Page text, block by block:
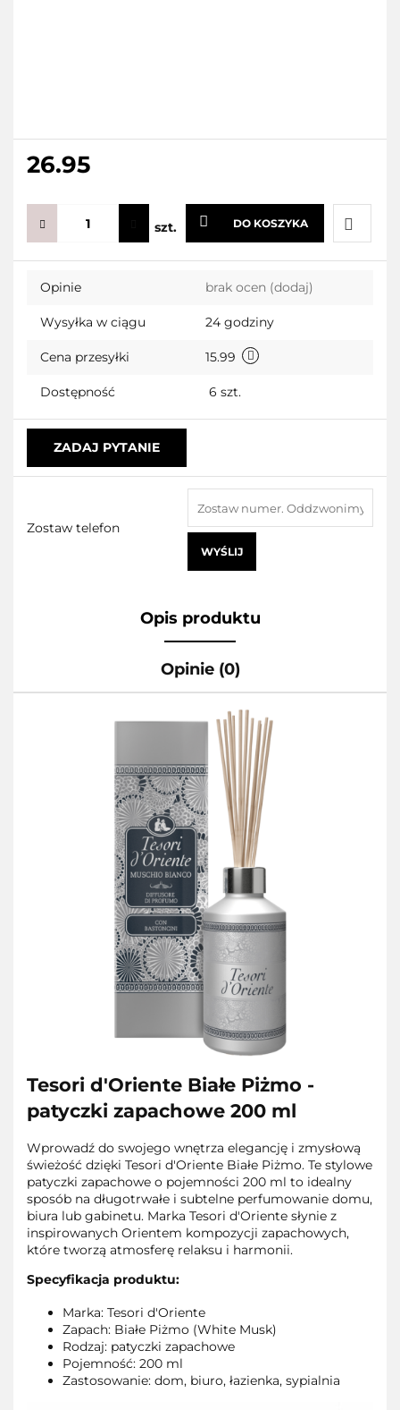
26.95
szt. DO KOSZYKA
Do
Opinie brak ocen (dodaj)
Wysyłka w ciągu 24 godziny
Cena przesyłki 15.99
Dostępność 6 szt.
ZADAJ PYTANIE
Zostaw telefon
WYŚLIJ
Opis produktu
Opinie (0)
Tesori d'Oriente Białe Piżmo -
patyczki zapachowe 200 ml
Wprowadź do swojego wnętrza elegancję i zmysłową
świeżość dzięki Tesori d'Oriente Białe Piżmo. Te stylowe
patyczki zapachowe o pojemności 200 ml to idealny
sposób na długotrwałe i subtelne perfumowanie domu,
biura lub gabinetu. Marka Tesori d'Oriente słynie z
inspirowanych Orientem kompozycji zapachowych,
które tworzą atmosferę relaksu i harmonii.
Specyfikacja produktu:
Marka: Tesori d'Oriente
Zapach: Białe Piżmo (White Musk)
Rodzaj: patyczki zapachowe
Pojemność: 200 ml
Zastosowanie: dom, biuro, łazienka, sypialnia